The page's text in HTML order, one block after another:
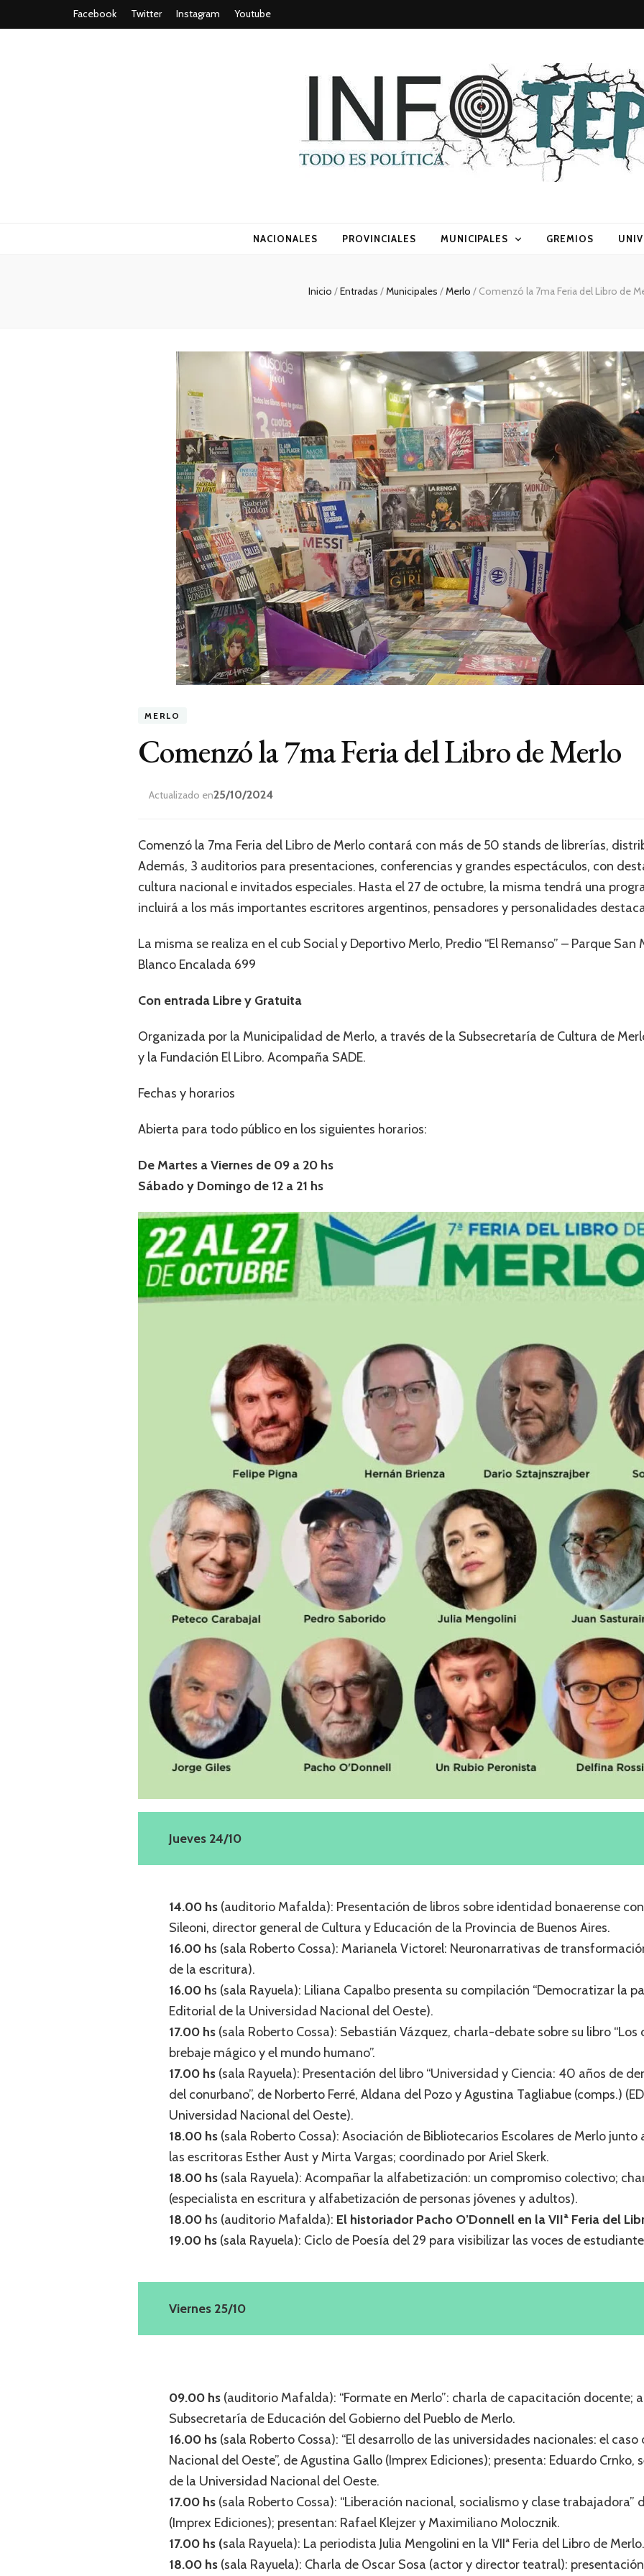
Facebook Twitter Instagram Youtube
Todo es (rosca) política
NACIONALES PROVINCIALES MUNICIPALES GREMIOS
Inicio /Entradas /Municipales /Merlo / Comenzó la 7ma Feria del Libro de
MERLO
Comenzó la 7ma Feria del Libro de Merlo
Actualizado en25/10/2024
Comenzó la 7ma Feria del Libro de Merlo contará con más de 50 stands de librerías,
Además, 3 auditorios para presentaciones, conferencias y grandes espectáculos, con
cultura nacional e invitados especiales. Hasta el 27 de octubre, la misma tendrá una
incluirá a los más importantes escritores argentinos, pensadores y personalidades
La misma se realiza en el cub Social y Deportivo Merlo, Predio “El Remanso” – Parque San
Blanco Encalada 699
Con entrada Libre y Gratuita
Organizada por la Municipalidad de Merlo, a través de la Subsecretaría de Cultura de
y la Fundación El Libro. Acompaña SADE.
Fechas y horarios
Abierta para todo público en los siguientes horarios:
De Martes a Viernes de 09 a 20 hs
Sábado y Domingo de 12 a 21 hs
Jueves 24/10
14.00 hs(auditorio Mafalda): Presentación de libros sobre identidad bonaerense
Sileoni, director general de Cultura y Educación de la Provincia de Buenos Aires.
16.00 hs (sala Roberto Cossa): Marianela Victorel: Neuronarrativas de
de la escritura).
16.00 hs (sala Rayuela): Liliana Capalbo presenta su compilación “Democratizar la
Editorial de la Universidad Nacional del Oeste).
17.00 hs (sala Roberto Cossa): Sebastián Vázquez, charla-debate sobre su libro “Los
brebaje mágico y el mundo humano”.
17.00 hs(sala Rayuela): Presentación del libro “Universidad y Ciencia: 40 años de
del conurbano”, de Norberto Ferré, Aldana del Pozo y Agustina Tagliabue (comps.)
Universidad Nacional del Oeste).
18.00 hs(sala Roberto Cossa): Asociación de Bibliotecarios Escolares de Merlo junto
las escritoras Esther Aust y Mirta Vargas; coordinado por Ariel Skerk.
18.00 hs(sala Rayuela): Acompañar la alfabetización: un compromiso colectivo;
(especialista en escritura y alfabetización de personas jóvenes y adultos).
18.00 hs (auditorio Mafalda): El historiador Pacho O’Donnell en la VIIª Feria del
19.00 hs (sala Rayuela): Ciclo de Poesía del 29 para visibilizar las voces de
Viernes 25/10
09.00 hs (auditorio Mafalda): “Formate en Merlo”: charla de capacitación docente;
Subsecretaría de Educación del Gobierno del Pueblo de Merlo.
16.00 hs(sala Roberto Cossa): “El desarrollo de las universidades nacionales: el
Nacional del Oeste”, de Agustina Gallo (Imprex Ediciones); presenta: Eduardo
de la Universidad Nacional del Oeste.
17.00 hs(sala Roberto Cossa): “Liberación nacional, socialismo y clase trabajadora”
(Imprex Ediciones); presentan: Rafael Klejzer y Maximiliano Molocznik.
17.00 hs (sala Rayuela): La periodista Julia Mengolini en la VIIª Feria del Libro de Merlo.
18.00 hs (sala Rayuela): Charla de Oscar Sosa (actor y director teatral): presentación